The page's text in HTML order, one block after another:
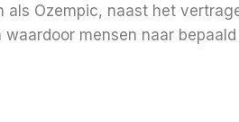
als Ozempic, naast het
waardoor mensen naar